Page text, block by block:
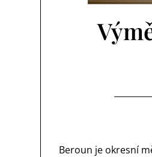
Beroun je okresní